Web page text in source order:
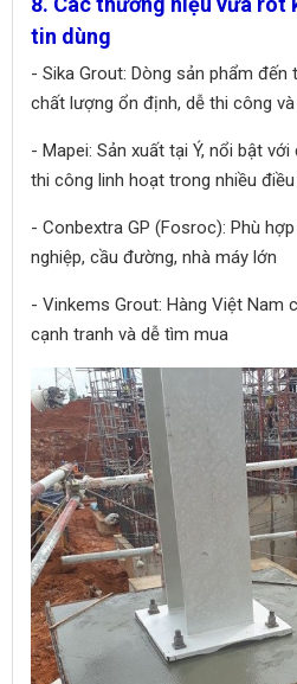
tin dùng
- Sika Grout: Dòng sản phẩm đến
chất lượng ổn định, dễ thi công
- Mapei: Sản xuất tại Ý, nổi bật
thi công linh hoạt trong nhiều điều
- Conbextra GP (Fosroc): Phù
nghiệp, cầu đường, nhà máy lớn
- Vinkems Grout: Hàng Việt Nam
cạnh tranh và dễ tìm mua